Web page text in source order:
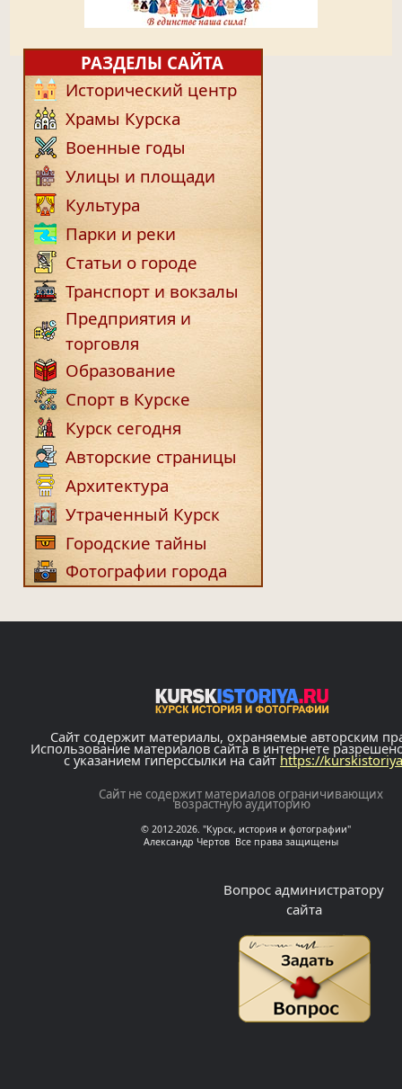
РАЗДЕЛЫ САЙТА
Исторический центр
Храмы Курска
Военные годы
Улицы и площади
Культура
Парки и реки
Статьи о городе
Транспорт и вокзалы
Предприятия и
торговля
Образование
Спорт в Курске
Курск сегодня
Авторские страницы
Архитектура
Утраченный Курск
Городские тайны
Фотографии города
Сайт содержит материалы, охраняемые авторским
Использование материалов сайта в интернете
с указанием гиперссылки на сайтhttps://
Сайт не содержит материалов ограничивающих
возрастную аудиторию
© 2012-2026. "Курск, история и фотографии"
Александр Чертов Все права защищены
Вопрос администратору
сайта